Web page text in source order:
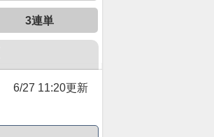
3連単
6/27 11:20更新